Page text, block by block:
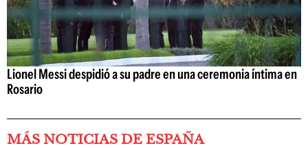
Lionel Messi despidió a su padre en una ceremonia íntima en
Rosario
MÁS NOTICIAS DE ESPAÑA